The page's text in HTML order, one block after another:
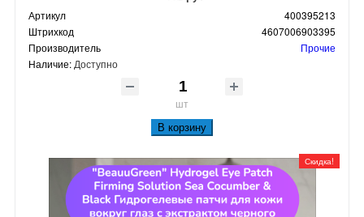
Артикул
400395213
Штрихкод
4607006903395
Производитель
Прочие
Наличие: Доступно
шт
В корзину
Скидка!